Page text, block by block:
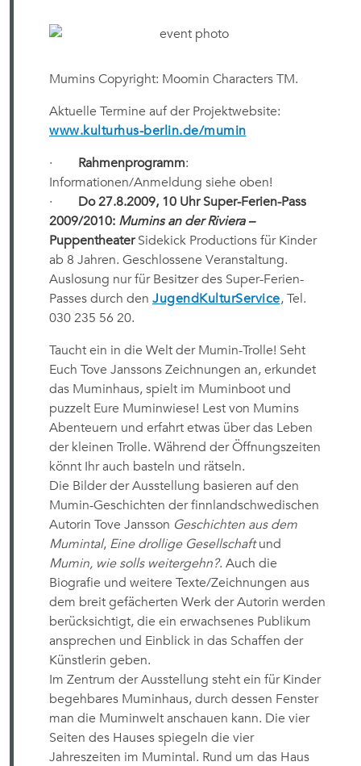
Mumins Copyright: Moomin Characters TM.
Aktuelle Termine auf der Projektwebsite:
www.kulturhus-berlin.de/mumin
· Rahmenprogramm:
Informationen/Anmeldung siehe oben!
· Do 27.8.2009, 10 Uhr Super-Ferien-Pass
2009/2010: Mumins an der Riviera –
PuppentheaterSidekick Productions für Kinder
ab 8 Jahren. Geschlossene Veranstaltung.
Auslosung nur für Besitzer des Super-Ferien-
Passes durch den JugendKulturService, Tel.
030 235 56 20.
Taucht ein in die Welt der Mumin-Trolle! Seht
Euch Tove Janssons Zeichnungen an, erkundet
das Muminhaus, spielt im Muminboot und
puzzelt Eure Muminwiese! Lest von Mumins
Abenteuern und erfahrt etwas über das Leben
der kleinen Trolle. Während der Öffnungszeiten
könnt Ihr auch basteln und rätseln.
Die Bilder der Ausstellung basieren auf den
Mumin-Geschichten der finnlandschwedischen
Autorin Tove Jansson Geschichten aus dem
Mumintal, Eine drollige Gesellschaftund
Mumin, wie solls weitergehn?. Auch die
Biografie und weitere Texte/Zeichnungen aus
dem breit gefächerten Werk der Autorin werden
berücksichtigt, die ein erwachsenes Publikum
ansprechen und Einblick in das Schaffen der
Künstlerin geben.
Im Zentrum der Ausstellung steht ein für Kinder
begehbares Muminhaus, durch dessen Fenster
man die Muminwelt anschauen kann. Die vier
Seiten des Hauses spiegeln die vier
Jahreszeiten im Mumintal. Rund um das Haus